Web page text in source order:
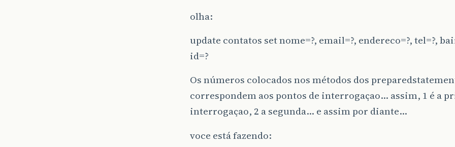
olha:
update contatos set nome=?, email=?, endereco=?, tel=?,
id=?
Os números colocados nos métodos dos
correspondem aos pontos de interrogaçao… assim, 1 é a
interrogaçao, 2 a segunda… e assim por diante…
voce está fazendo: